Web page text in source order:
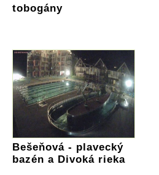
tobogány
Bešeňová - plavecký
bazén a Divoká rieka